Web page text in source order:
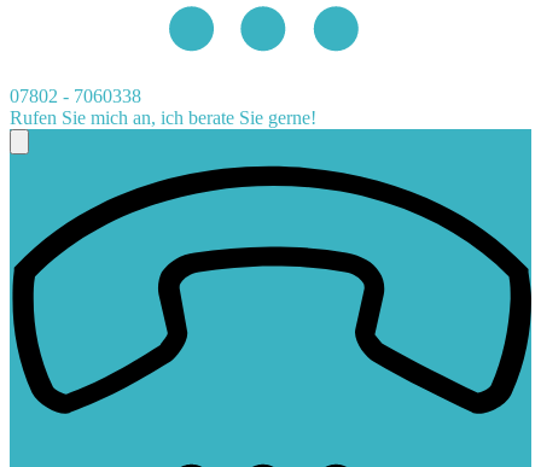
07802 - 7060338
Rufen Sie mich an, ich berate Sie gerne!